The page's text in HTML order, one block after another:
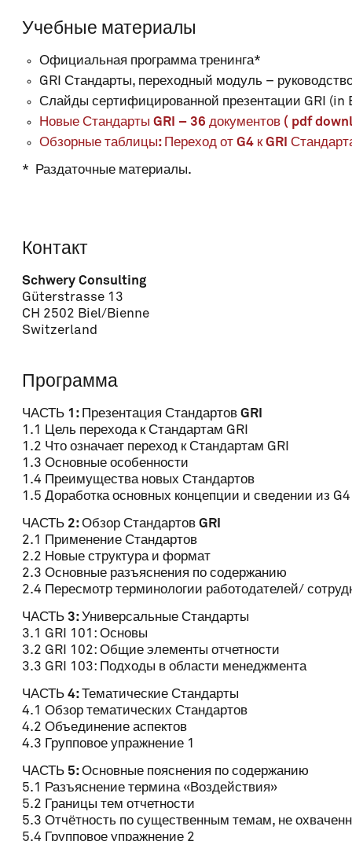
Учебные материалы
Официальная программа тренинга*
GRI Стандарты, переходный модуль –
Слайды сертифицированной презентации GRI (in
Новые Стандарты GRI – 36 документов ( pdf
Обзорные таблицы: Переход от G4 к GRI
* Раздаточные материалы.
Контакт
Schwery Consulting
Güterstrasse 13
CH 2502 Biel/Bienne
Switzerland
Программа
ЧАСТЬ 1: Презентация Стандартов GRI
1.1 Цель перехода к Стандартам GRI
1.2 Что означает переход к Стандартам GRI
1.3 Основные особенности
1.4 Преимущества новых Стандартов
1.5 Доработка основных концепции и сведении из G4
ЧАСТЬ 2: Обзор Стандартов GRI
2.1 Применение Стандартов
2.2 Новые структура и формат
2.3 Основные разъяснения по содержанию
2.4 Пересмотр терминологии работодателей/
ЧАСТЬ 3: Универсальные Стандарты
3.1 GRI 101: Основы
3.2 GRI 102: Общие элементы отчетности
3.3 GRI 103: Подходы в области менеджмента
ЧАСТЬ 4: Тематические Стандарты
4.1 Обзор тематических Стандартов
4.2 Объединение аспектов
4.3 Групповое упражнение 1
ЧАСТЬ 5: Основные пояснения по содержанию
5.1 Разъяснение термина «Воздействия»
5.2 Границы тем отчетности
5.3 Отчётность по существенным темам, не
5.4 Групповое упражнение 2